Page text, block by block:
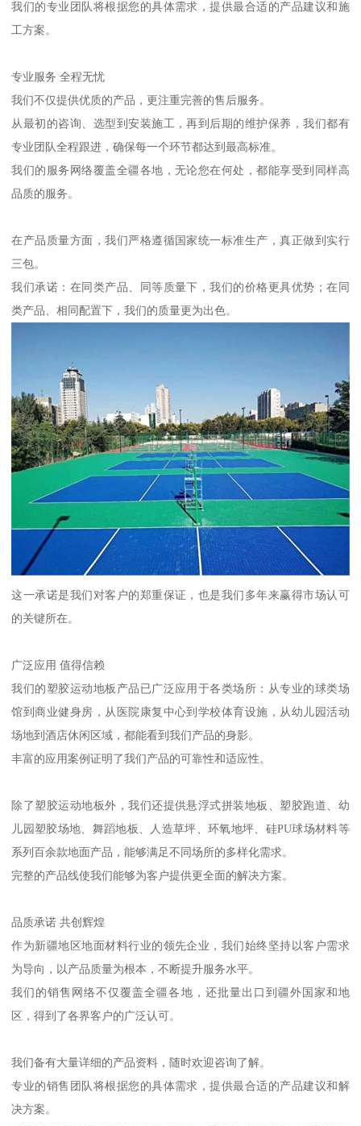
我们的专业团队将根据您的具体需求，提供最合适的产品建议和施
工方案。
专业服务 全程无忧
我们不仅提供优质的产品，更注重完善的售后服务。
从最初的咨询、选型到安装施工，再到后期的维护保养，我们都有
专业团队全程跟进，确保每一个环节都达到最高标准。
我们的服务网络覆盖全疆各地，无论您在何处，都能享受到同样高
品质的服务。
在产品质量方面，我们严格遵循国家统一标准生产，真正做到实行
三包。
我们承诺：在同类产品、同等质量下，我们的价格更具优势；在同
类产品、相同配置下，我们的质量更为出色。
这一承诺是我们对客户的郑重保证，也是我们多年来赢得市场认可
的关键所在。
广泛应用 值得信赖
我们的塑胶运动地板产品已广泛应用于各类场所：从专业的球类场
馆到商业健身房，从医院康复中心到学校体育设施，从幼儿园活动
场地到酒店休闲区域，都能看到我们产品的身影。
丰富的应用案例证明了我们产品的可靠性和适应性。
除了塑胶运动地板外，我们还提供悬浮式拼装地板、塑胶跑道、幼
儿园塑胶场地、舞蹈地板、人造草坪、环氧地坪、硅PU球场材料等
系列百余款地面产品，能够满足不同场所的多样化需求。
完整的产品线使我们能够为客户提供更全面的解决方案。
品质承诺 共创辉煌
作为新疆地区地面材料行业的领先企业，我们始终坚持以客户需求
为导向，以产品质量为根本，不断提升服务水平。
我们的销售网络不仅覆盖全疆各地，还批量出口到疆外国家和地
区，得到了各界客户的广泛认可。
我们备有大量详细的产品资料，随时欢迎咨询了解。
专业的销售团队将根据您的具体需求，提供最合适的产品建议和解
决方案。